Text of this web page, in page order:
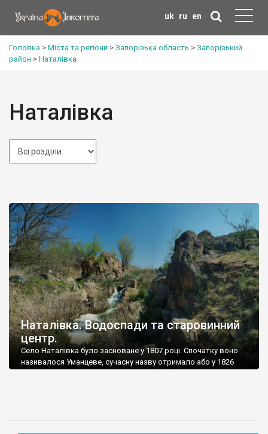
uk ru en
Головна > Міста та регіони > Запорізька область > Запорізький
район > Наталівка
Наталівка
Наталівка. Водоспади та старовинний
центр.
Село Наталівка було засноване у 1807 році. Спочатку воно
називалося Уманцеве, сучасну назву отримало або у 1826